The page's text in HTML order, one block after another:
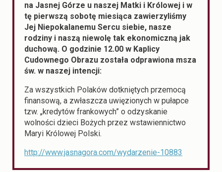
na Jasnej Górze u naszej Matki i Królowej i w
tę pierwszą sobotę miesiąca zawierzyliśmy
Jej Niepokalanemu Sercu siebie, nasze
rodziny i naszą niewolę tak ekonomiczną jak
duchową. O godzinie 12.00 w Kaplicy
Cudownego Obrazu została odprawiona msza
św. w naszej intencji:
Za wszystkich Polaków dotkniętych przemocą
finansową, a zwłaszcza uwięzionych w pułapce
tzw. „kredytów frankowych” o odzyskanie
wolności dzieci Bożych przez wstawiennictwo
Maryi Królowej Polski.
http://www.jasnagora.com/wydarzenie-10883